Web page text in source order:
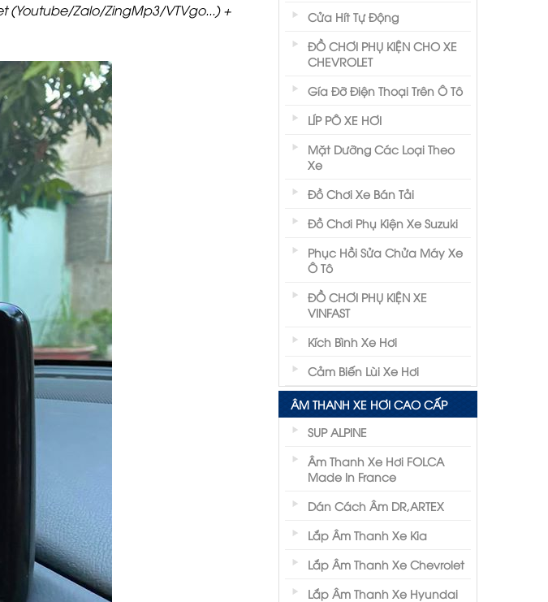
(Youtube/Zalo/ZingMp3/VTVgo...) +
Cửa Hít Tự Động
ĐỒ CHƠI PHỤ KIỆN CHO XE
CHEVROLET
Gía Đỡ Điện Thoại Trên Ô Tô
LÍP PÔ XE HƠI
Mặt Dưỡng Các Loại Theo
Xe
Đồ Chơi Xe Bán Tải
Đồ Chơi Phụ Kiện Xe Suzuki
Phục Hồi Sửa Chửa Máy Xe
Ô Tô
ĐỒ CHƠI PHỤ KIỆN XE
VINFAST
Kích Bình Xe Hơi
Cảm Biến Lùi Xe Hơi
ÂM THANH XE HƠI CAO CẤP
SUP ALPINE
Âm Thanh Xe Hơi FOLCA
Made In France
Dán Cách Âm DR,ARTEX
Lắp Âm Thanh Xe Kia
Lắp Âm Thanh Xe Chevrolet
Lắp Âm Thanh Xe Hyundai